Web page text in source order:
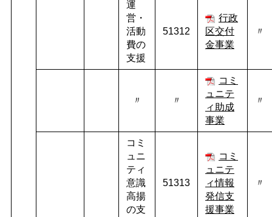
運
営・
活動
費の
支援
51312
行政
区交付
金事業
〃
〃 〃
コミ
ュニテ
ィ助成
事業
〃
コミ
ュニ
ティ
意識
高揚
の支
51313
コミ
ュニテ
ィ情報
発信支
援事業
〃